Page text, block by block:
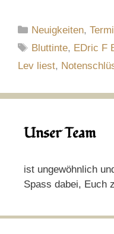
Kategorien
Neuigkeiten,
Schlagwörter
Bluttinte, EDric F
Lev liest,
Unser Team
ist ungewöhnlich
Spass dabei, Euch